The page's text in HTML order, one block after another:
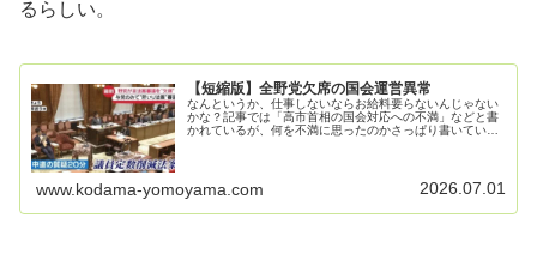
るらしい。
【短縮版】全野党欠席の国会運営異常
なんというか、仕事しないならお給料要らないんじゃない
かな？記事では「高市首相の国会対応への不満」などと書
かれているが、何を不満に思ったのかさっぱり書いていな
www.kodama-yomoyama.com 2026.07.01